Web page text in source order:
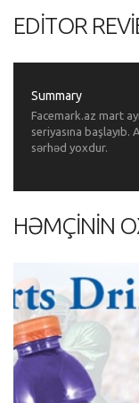
EDITOR
Summary
Facemark.az mart
seriyasına başlayıb.
sərhəd yoxdur.
HƏMÇININ